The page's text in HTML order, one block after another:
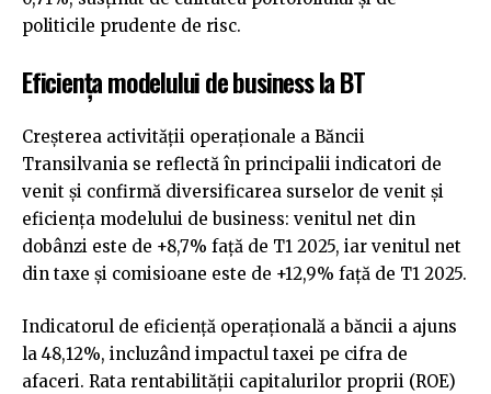
politicile prudente de risc.
Eficiența modelului de business la BT
Creșterea activității operaționale a Băncii
Transilvania se reflectă în principalii indicatori de
venit și confirmă diversificarea surselor de venit și
eficiența modelului de business: venitul net din
dobânzi este de +8,7% față de T1 2025, iar venitul net
din taxe și comisioane este de +12,9% față de T1 2025.
Indicatorul de eficiență operațională a băncii a ajuns
la 48,12%, incluzând impactul taxei pe cifra de
afaceri. Rata rentabilității capitalurilor proprii (ROE)